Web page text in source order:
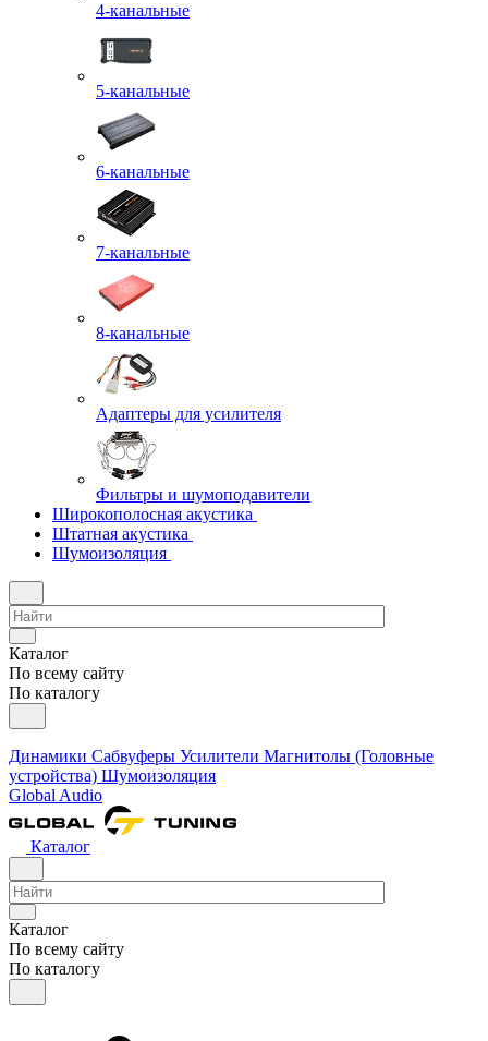
4-канальные
5-канальные
6-канальные
7-канальные
8-канальные
Адаптеры для усилителя
Фильтры и шумоподавители
Широкополосная акустика
Штатная акустика
Шумоизоляция
Каталог
По всему сайту
По каталогу
Динамики Сабвуферы Усилители Магнитолы (Головные
устройства) Шумоизоляция
Global Audio
Каталог
Каталог
По всему сайту
По каталогу